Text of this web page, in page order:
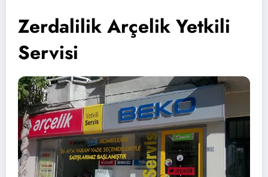
Zerdalilik Arçelik Yetkili
Servisi